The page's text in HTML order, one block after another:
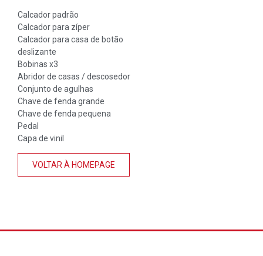
Calcador padrão
Calcador para zíper
Calcador para casa de botão
deslizante
Bobinas x3
Abridor de casas / descosedor
Conjunto de agulhas
Chave de fenda grande
Chave de fenda pequena
Pedal
Capa de vinil
VOLTAR À HOMEPAGE